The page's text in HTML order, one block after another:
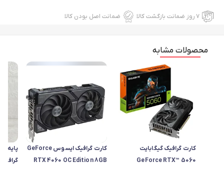
۷ روز ضمانت بازگشت کالا ضمانت اصل بودن کالا
محصولات مشابه
کارت گرافیک گیگابایت
GeForce RTX™ 5060
کارت گرافیک ایسوس GeForce
RTX 4060 OC Edition 8GB
پایه